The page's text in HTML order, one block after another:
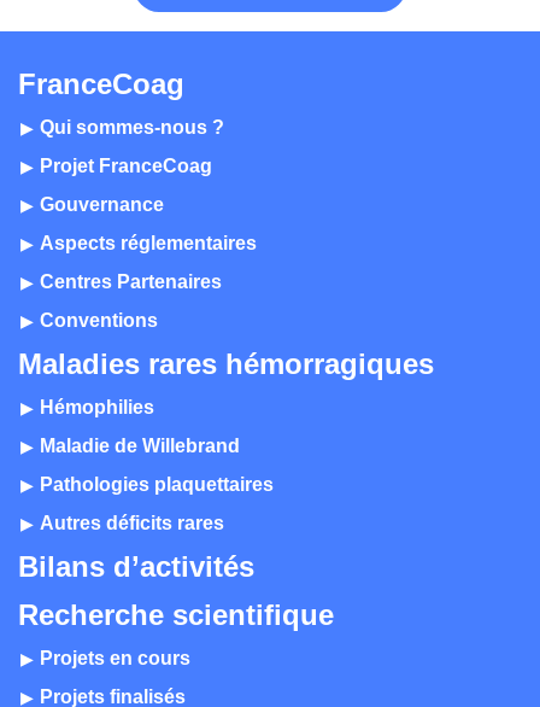
FranceCoag
Qui sommes-nous ?
Projet FranceCoag
Gouvernance
Aspects réglementaires
Centres Partenaires
Conventions
Maladies rares hémorragiques
Hémophilies
Maladie de Willebrand
Pathologies plaquettaires
Autres déficits rares
Bilans d’activités
Recherche scientifique
Projets en cours
Projets finalisés